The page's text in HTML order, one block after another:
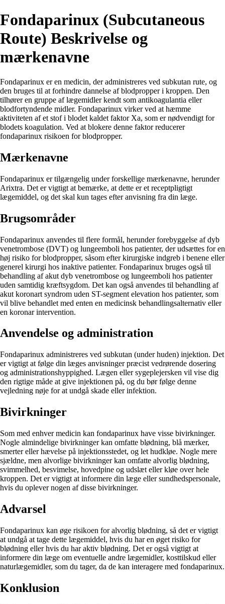
Fondaparinux (Subcutaneous
Route) Beskrivelse og
mærkenavne
Fondaparinux er en medicin, der administreres ved subkutan rute, og
den bruges til at forhindre dannelse af blodpropper i kroppen. Den
tilhører en gruppe af lægemidler kendt som antikoagulantia eller
blodfortyndende midler. Fondaparinux virker ved at hæmme
aktiviteten af et stof i blodet kaldet faktor Xa, som er nødvendigt for
blodets koagulation. Ved at blokere denne faktor reducerer
fondaparinux risikoen for blodpropper.
Mærkenavne
Fondaparinux er tilgængelig under forskellige mærkenavne, herunder
Arixtra. Det er vigtigt at bemærke, at dette er et receptpligtigt
lægemiddel, og det skal kun tages efter anvisning fra din læge.
Brugsområder
Fondaparinux anvendes til flere formål, herunder forebyggelse af dyb
venetrombose (DVT) og lungeemboli hos patienter, der udsættes for en
høj risiko for blodpropper, såsom efter kirurgiske indgreb i benene eller
generel kirurgi hos inaktive patienter. Fondaparinux bruges også til
behandling af akut dyb venetrombose og lungeemboli hos patienter
uden samtidig kræftsygdom. Det kan også anvendes til behandling af
akut koronart syndrom uden ST-segment elevation hos patienter, som
vil blive behandlet med enten en medicinsk behandlingsalternativ eller
en koronar intervention.
Anvendelse og administration
Fondaparinux administreres ved subkutan (under huden) injektion. Det
er vigtigt at følge din læges anvisninger præcist vedrørende dosering
og administrationshyppighed. Lægen eller sygeplejersken vil vise dig
den rigtige måde at give injektionen på, og du bør følge denne
vejledning nøje for at undgå skade eller infektion.
Bivirkninger
Som med enhver medicin kan fondaparinux have visse bivirkninger.
Nogle almindelige bivirkninger kan omfatte blødning, blå mærker,
smerter eller hævelse på injektionsstedet, og let hudkløe. Nogle mere
sjældne, men alvorlige bivirkninger kan omfatte alvorlig blødning,
svimmelhed, besvimelse, hovedpine og udslæt eller kløe over hele
kroppen. Det er vigtigt at informere din læge eller sundhedspersonale,
hvis du oplever nogen af disse bivirkninger.
Advarsel
Fondaparinux kan øge risikoen for alvorlig blødning, så det er vigtigt
at undgå at tage dette lægemiddel, hvis du har en øget risiko for
blødning eller hvis du har aktiv blødning. Det er også vigtigt at
informere din læge om eventuelle andre lægemidler, kosttilskud eller
naturlægemidler, som du tager, da de kan interagere med fondaparinux.
Konklusion